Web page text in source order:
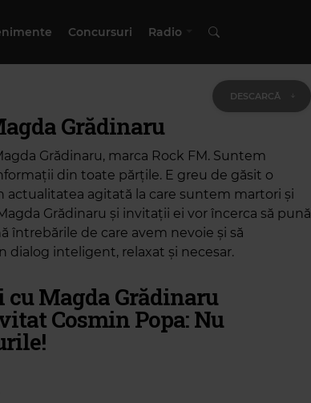
Concursuri Radio
Grădinaru
Grădinaru, marca Rock FM. Suntem
din toate părțile. E greu de găsit o
agitată la care suntem martori și
Grădinaru și invitații ei vor încerca să pună
întrebările de care avem nevoie și să
dialog inteligent, relaxat și necesar.
Magda Grădinaru
Cosmin Popa: Nu
DESCARCĂ